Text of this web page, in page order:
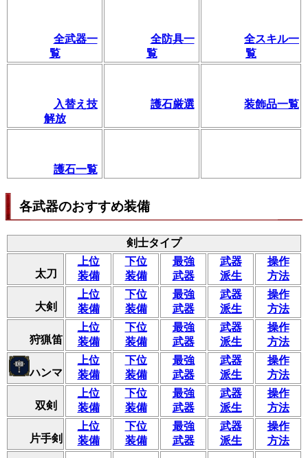
全武器一
覧
全防具一
覧
全スキル一
覧
入替え技
解放
護石厳選 装飾品一覧
護石一覧
各武器のおすすめ装備
剣士タイプ
太刀
上位
装備
下位
装備
最強
武器
武器
派生
操作
方法
大剣
上位
装備
下位
装備
最強
武器
武器
派生
操作
方法
狩猟笛
上位
装備
下位
装備
最強
武器
武器
派生
操作
方法
ハンマ
上位
装備
下位
装備
最強
武器
武器
派生
操作
方法
双剣
上位
装備
下位
装備
最強
武器
武器
派生
操作
方法
片手剣
上位
装備
下位
装備
最強
武器
武器
派生
操作
方法